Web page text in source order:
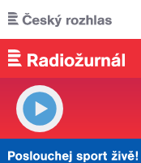
Přejít k hlavnímu obsahu